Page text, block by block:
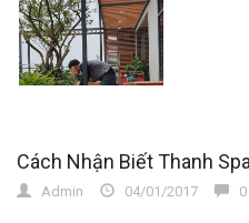
Cách Nhận Biết Thanh
Admin 04/01/2017 0